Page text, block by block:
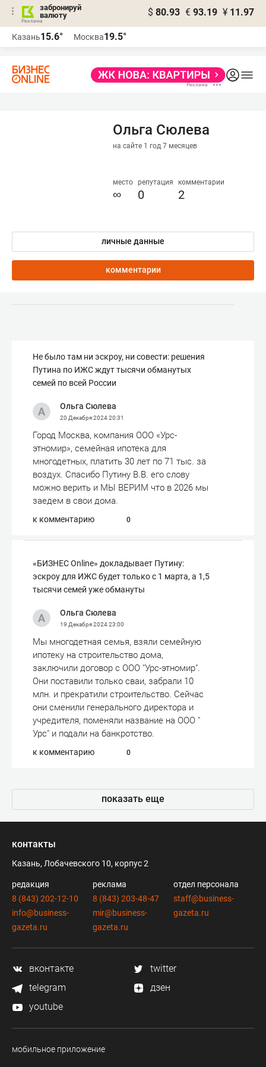
забронируй
валюту
$ 80.93 € 93.19 ¥ 11.97
Казань15.6° Москва19.5°
Ольга Сюлева
на сайте 1 год 7 месяцев
место
∞
репутация
0
комментарии
2
личные данные
комментарии
Не было там ни эскроу, ни совести: решения
Путина по ИЖС ждут тысячи обманутых
семей по всей России
Ольга Сюлева
20 Декабря 202420:31
Город Москва, компания ООО «Урс-
этномир», семейная ипотека для
многодетных, платить 30 лет по 71 тыс. за
воздух. Спасибо Путину В.В. его слову
можно верить и МЫ ВЕРИМ что в 2026 мы
заедем в свои дома.
к комментарию 0
«БИЗНЕС Online» докладывает Путину:
эскроу для ИЖС будет только с 1 марта, а 1,5
тысячи семей уже обмануты
Ольга Сюлева
19 Декабря 202423:00
Мы многодетная семья, взяли семейную
ипотеку на строительство дома,
заключили договор с ООО "Урс-этномир".
Они поставили только сваи, забрали 10
млн. и прекратили строительство. Сейчас
они сменили генерального директора и
учредителя, поменяли название на ООО "
Урс" и подали на банкротство.
к комментарию 0
показать еще
контакты
Казань, Лобачевского 10, корпус 2
редакция
8 (843) 202-12-10
info@business-
gazeta.ru
реклама
8 (843) 203-48-47
mir@business-
gazeta.ru
отдел персонала
staff@business-
gazeta.ru
вконтакте
twitter
telegram
дзен
youtube
мобильное приложение